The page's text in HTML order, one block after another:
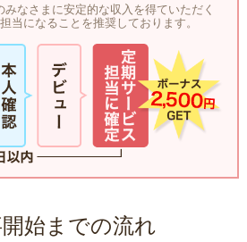
なさまに安定的な収入を得ていただく
当になることを推奨しております。
始までの流れ